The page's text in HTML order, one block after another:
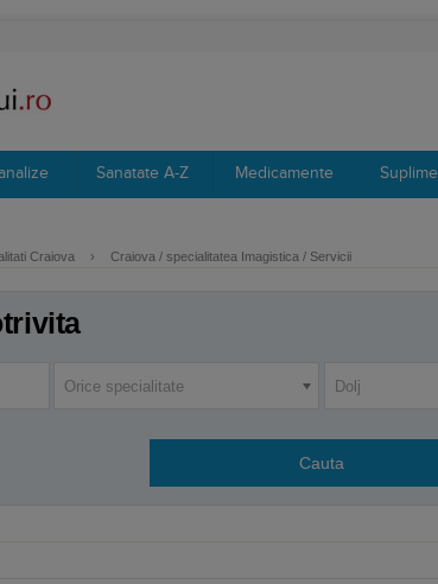
Sanatate A-Z Medicamente
Craiova › Craiova / specialitatea Imagistica / Servicii
Orice specialitate Dolj